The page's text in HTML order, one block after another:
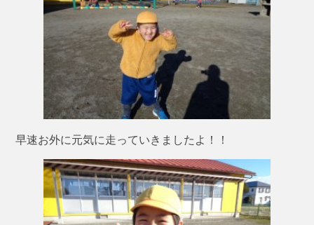
早速お外に元気に走っていきましたよ！！